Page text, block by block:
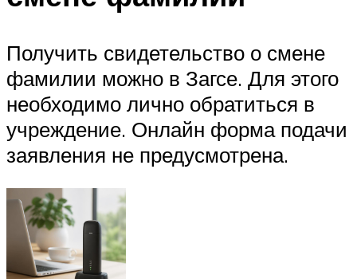
Получить свидетельство о смене
фамилии можно в Загсе. Для этого
необходимо лично обратиться в
учреждение. Онлайн форма подачи
заявления не предусмотрена.